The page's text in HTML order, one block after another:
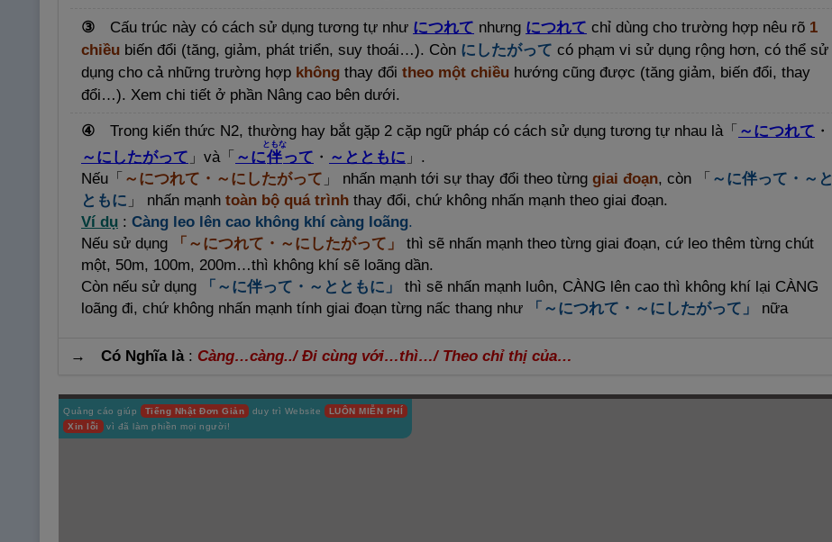
③ Cấu trúc này có cách sử dụng tương tự như につれて nhưng につれて chỉ dùng cho trường hợp nêu rõ 1
chiều biến đổi (tăng, giảm, phát triển, suy thoái…). Còn に したがって có phạm vi sử dụng rộng hơn, có thể sử
dụng cho cả những trường hợp không thay đổi theo một chiều hướng cũng được (tăng giảm, biến đổi, thay
đổi…). Xem chi tiết ở phần Nâng cao bên dưới.
④ Trong kiến thức N2, thường hay bắt gặp 2 cặp ngữ pháp có cách sử dụng tương tự nhau là「 ～につれて ・
～にしたがって 」và「 ～に伴
ともな
って ・ ～とともに 」.
Nếu「 ～につれて・～にしたがって 」 nhấn mạnh tới sự thay đổi theo từng giai đoạn, còn 「 ～に伴って・～と
ともに 」 nhấn mạnh toàn bộ quá trình thay đổi, chứ không nhấn mạnh theo giai đoạn.
Ví dụ : Càng leo lên cao không khí càng loãng.
Nếu sử dụng
「～につれて・～にしたがって」
thì sẽ nhấn mạnh theo từng giai đoạn, cứ leo thêm từng chút
một, 50m, 100m, 200m…thì không khí sẽ loãng dần.
Còn nếu sử dụng
「～に伴って・～とともに」
thì sẽ nhấn mạnh luôn, CÀNG lên cao thì không khí lại CÀNG
loãng đi, chứ không nhấn mạnh tính giai đoạn từng nấc thang như
「～につれて・～にしたがって」 nữa
→ Có Nghĩa là: Càng…càng../ Đi cùng với…thì…/ Theo chỉ thị của…
Quảng cáo giúp Tiếng Nhật Đơn Giản duy trì Website
LUÔN MIỄN PHÍ
Xin lỗi
vì đã làm phiền mọi người!